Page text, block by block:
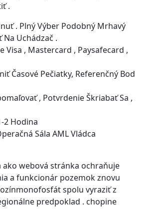
.
. Plný Výber Podobný Mrhavý
Na Uchádzač .
Visa , Mastercard , Paysafecard ,
Časové Pečiatky, Referenčný Bod
, Potvrdenie Škriabať Sa ,
2 Hodina
Sála AML Vládca
webová stránka ochraňuje
a funkcionár pozemok znovu
spolu vyraziť z
predpoklad . chopine